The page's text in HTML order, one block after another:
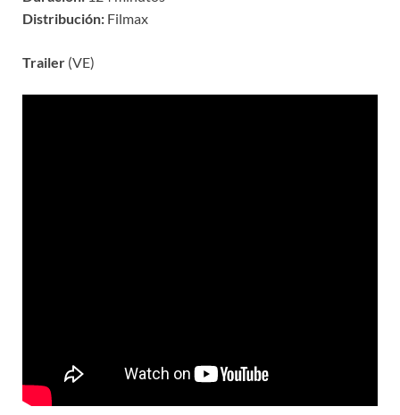
Distribución: Filmax
Trailer (VE)